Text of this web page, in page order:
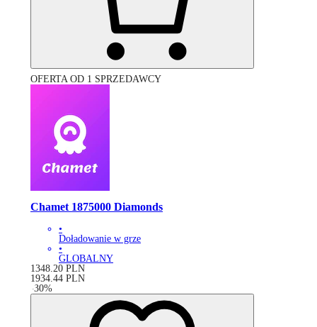
OFERTA OD 1 SPRZEDAWCY
Chamet 1875000 Diamonds
•
Doładowanie w grze
•
GLOBALNY
1348.20 PLN
1934.44 PLN
-30%